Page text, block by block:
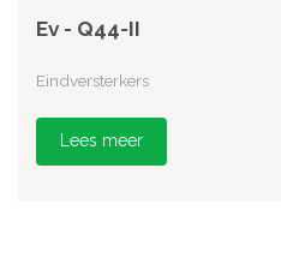
Ev - Q44-II
Eindversterkers
Lees meer